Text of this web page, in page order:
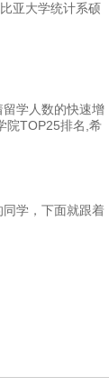
亚大学统计系硕
学人数的快速增
院TOP25排名,希
学，下面就跟着